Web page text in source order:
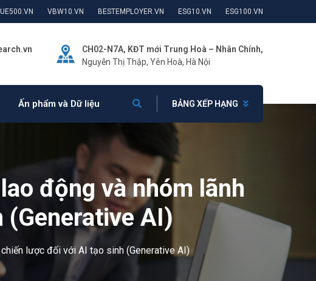
VBW10.VN BESTEMPLOYER.VN ESG10.VN ESG100.VN
CH02-N7A, KĐT mới Trung Hoà – Nhân Chính,
Nguyễn Thị Thập, Yên Hoà, Hà Nội
Ấn phẩm và Dữ liệu BẢNG XẾP HẠNG
động và nhóm lãnh
AI)
lược đối với AI tạo sinh (Generative AI)